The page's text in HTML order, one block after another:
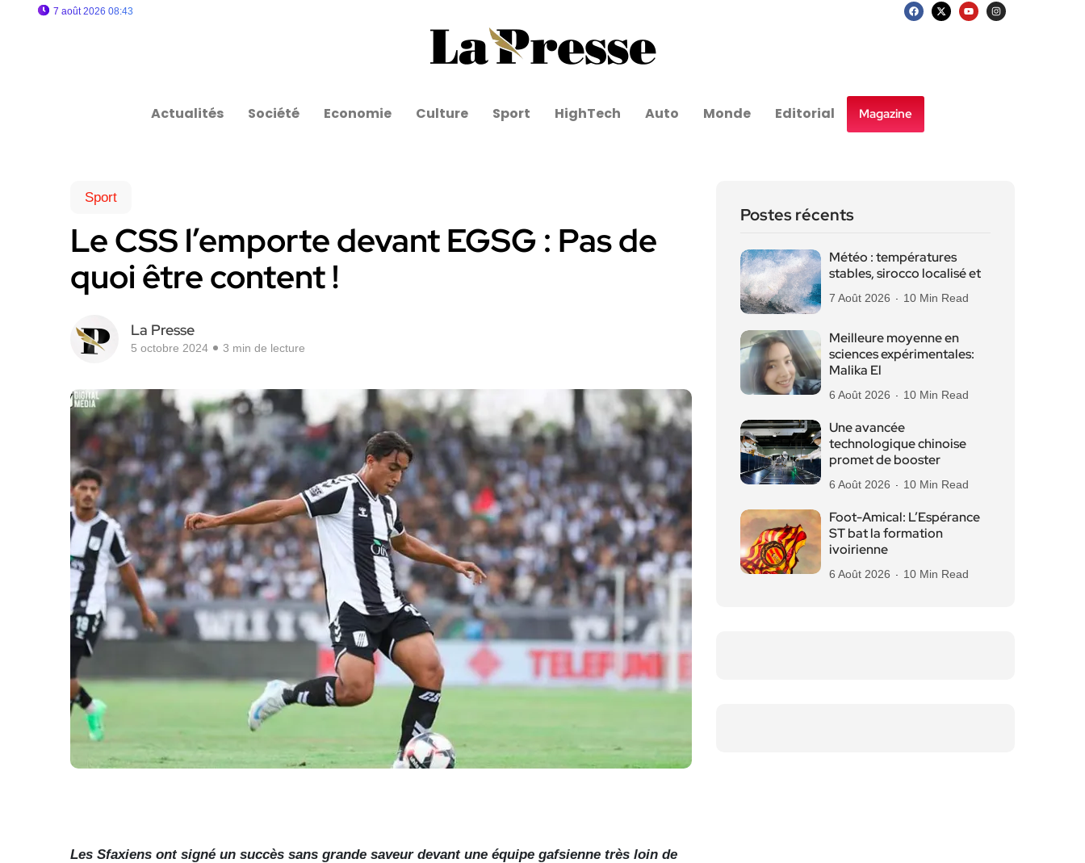
7 août 2026 08:43
Actualités Société Economie Culture Sport HighTech Auto Monde Editorial Magazine
Sport
Le CSS l’emporte devant EGSG : Pas de
quoi être content !
La Presse
5 octobre 2024 3 min de lecture
Les Sfaxiens ont signé un succès sans grande saveur devant une équipe gafsienne très loin de
Postes récents
Météo : températures
stables, sirocco localisé et
7 Août 2026 10 Min Read
Meilleure moyenne en
sciences expérimentales:
Malika El
6 Août 2026 10 Min Read
Une avancée
technologique chinoise
promet de booster
6 Août 2026 10 Min Read
Foot-Amical: L’Espérance
ST bat la formation
ivoirienne
6 Août 2026 10 Min Read